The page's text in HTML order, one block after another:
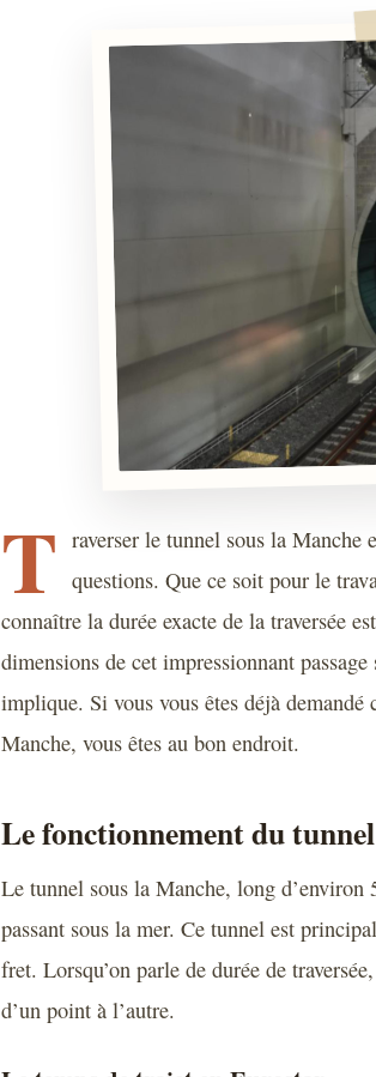
T raverser le tunnel sous la Manche
questions. Que ce soit pour le
connaître la durée exacte de la traversée
dimensions de cet impressionnant
implique. Si vous vous êtes déjà
Manche, vous êtes au bon endroit.
Le fonctionnement du
Le tunnel sous la Manche, long
passant sous la mer. Ce tunnel est
fret. Lorsqu’on parle de durée de
d’un point à l’autre.